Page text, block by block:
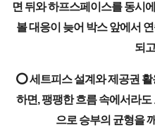
면 뒤와 하프스페이스를 동시
볼 대응이 늦어 박스 앞에서
되
⭕ 세트피스 설계와 제공권
하면, 팽팽한 흐름 속에서라
으로 승부의 균형을